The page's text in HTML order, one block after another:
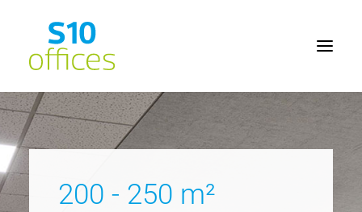
Home
Seminarräume
200 - 250 m²